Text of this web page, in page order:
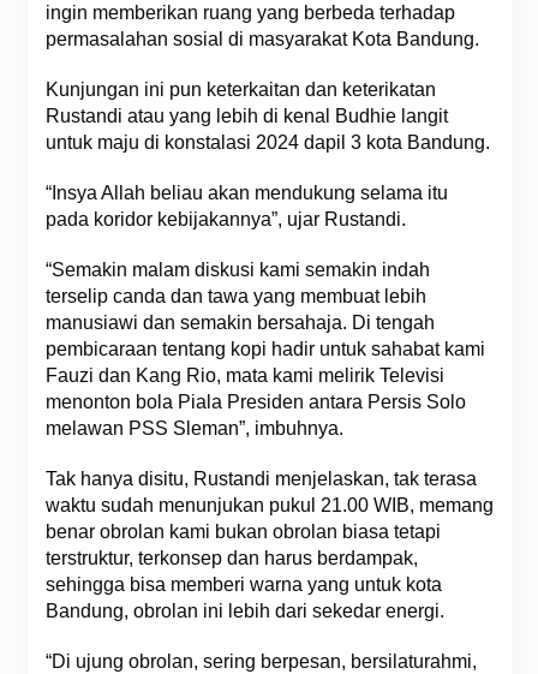
ingin memberikan ruang yang berbeda terhadap
permasalahan sosial di masyarakat Kota Bandung.
Kunjungan ini pun keterkaitan dan keterikatan
Rustandi atau yang lebih di kenal Budhie langit
untuk maju di konstalasi 2024 dapil 3 kota Bandung.
“Insya Allah beliau akan mendukung selama itu
pada koridor kebijakannya”, ujar Rustandi.
“Semakin malam diskusi kami semakin indah
terselip canda dan tawa yang membuat lebih
manusiawi dan semakin bersahaja. Di tengah
pembicaraan tentang kopi hadir untuk sahabat kami
Fauzi dan Kang Rio, mata kami melirik Televisi
menonton bola Piala Presiden antara Persis Solo
melawan PSS Sleman”, imbuhnya.
Tak hanya disitu, Rustandi menjelaskan, tak terasa
waktu sudah menunjukan pukul 21.00 WIB, memang
benar obrolan kami bukan obrolan biasa tetapi
terstruktur, terkonsep dan harus berdampak,
sehingga bisa memberi warna yang untuk kota
Bandung, obrolan ini lebih dari sekedar energi.
“Di ujung obrolan, sering berpesan, bersilaturahmi,